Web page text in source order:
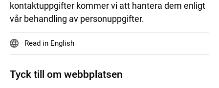
kontaktuppgifter kommer vi att hantera dem enligt
vår behandling av personuppgifter.
Read in English
Tyck till om webbplatsen